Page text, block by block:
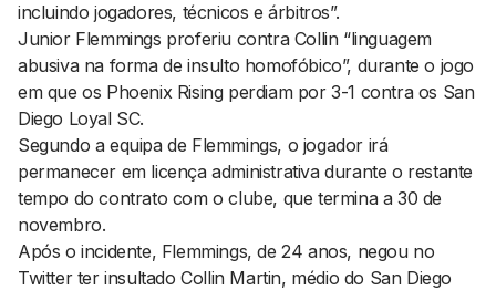
incluindo jogadores, técnicos e árbitros”.
Junior Flemmings proferiu contra Collin “linguagem
abusiva na forma de insulto homofóbico”, durante o jogo
em que os Phoenix Rising perdiam por 3-1 contra os San
Diego Loyal SC.
Segundo a equipa de Flemmings, o jogador irá
permanecer em licença administrativa durante o restante
tempo do contrato com o clube, que termina a 30 de
novembro.
Após o incidente, Flemmings, de 24 anos, negou no
Twitter ter insultado Collin Martin, médio do San Diego